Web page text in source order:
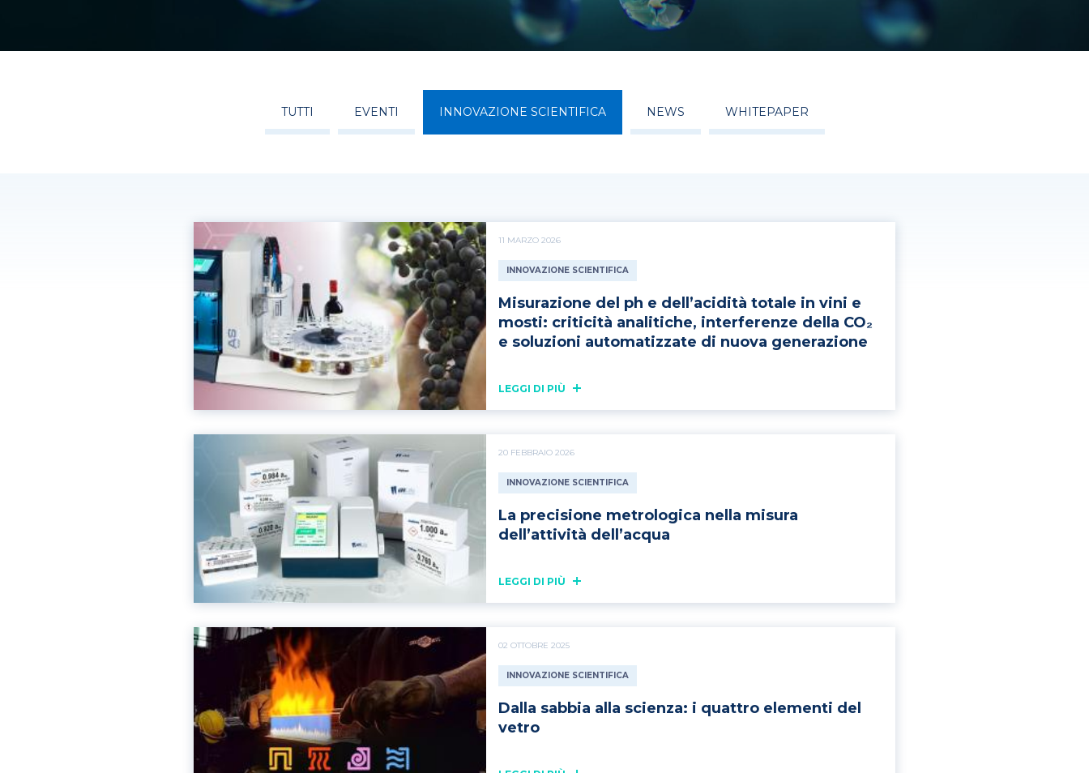
TUTTI EVENTI INNOVAZIONE SCIENTIFICA NEWS WHITEPAPER
11 MARZO 2026
INNOVAZIONE SCIENTIFICA
Misurazione del ph e dell’acidità totale in vini e
mosti: criticità analitiche, interferenze della CO₂
e soluzioni automatizzate di nuova generazione
LEGGI DI PIÙ
20 FEBBRAIO 2026
INNOVAZIONE SCIENTIFICA
La precisione metrologica nella misura
dell’attività dell’acqua
LEGGI DI PIÙ
02 OTTOBRE 2025
INNOVAZIONE SCIENTIFICA
Dalla sabbia alla scienza: i quattro elementi del
vetro